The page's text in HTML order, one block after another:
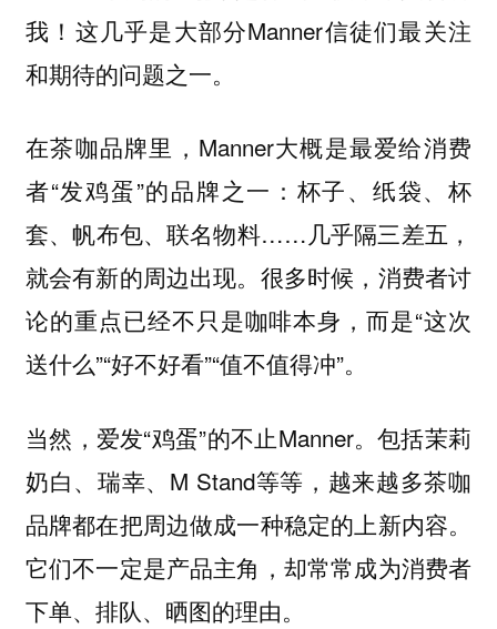
我！这几乎是大部分Manner信徒们最关注
和期待的问题之一。
在茶咖品牌里，Manner大概是最爱给消费
者“发鸡蛋”的品牌之一：杯子、纸袋、杯
套、帆布包、联名物料……几乎隔三差五，
就会有新的周边出现。很多时候，消费者讨
论的重点已经不只是咖啡本身，而是“这次
送什么”“好不好看”“值不值得冲”。
当然，爱发“鸡蛋”的不止Manner。包括茉莉
奶白、瑞幸、M Stand等等，越来越多茶咖
品牌都在把周边做成一种稳定的上新内容。
它们不一定是产品主角，却常常成为消费者
下单、排队、晒图的理由。